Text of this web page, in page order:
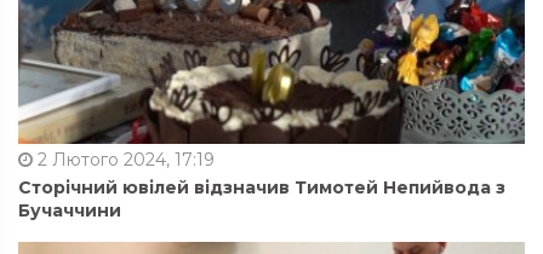
2 Лютого 2024, 17:19
Сторічний ювілей відзначив Тимотей Непийвода з
Бучаччини